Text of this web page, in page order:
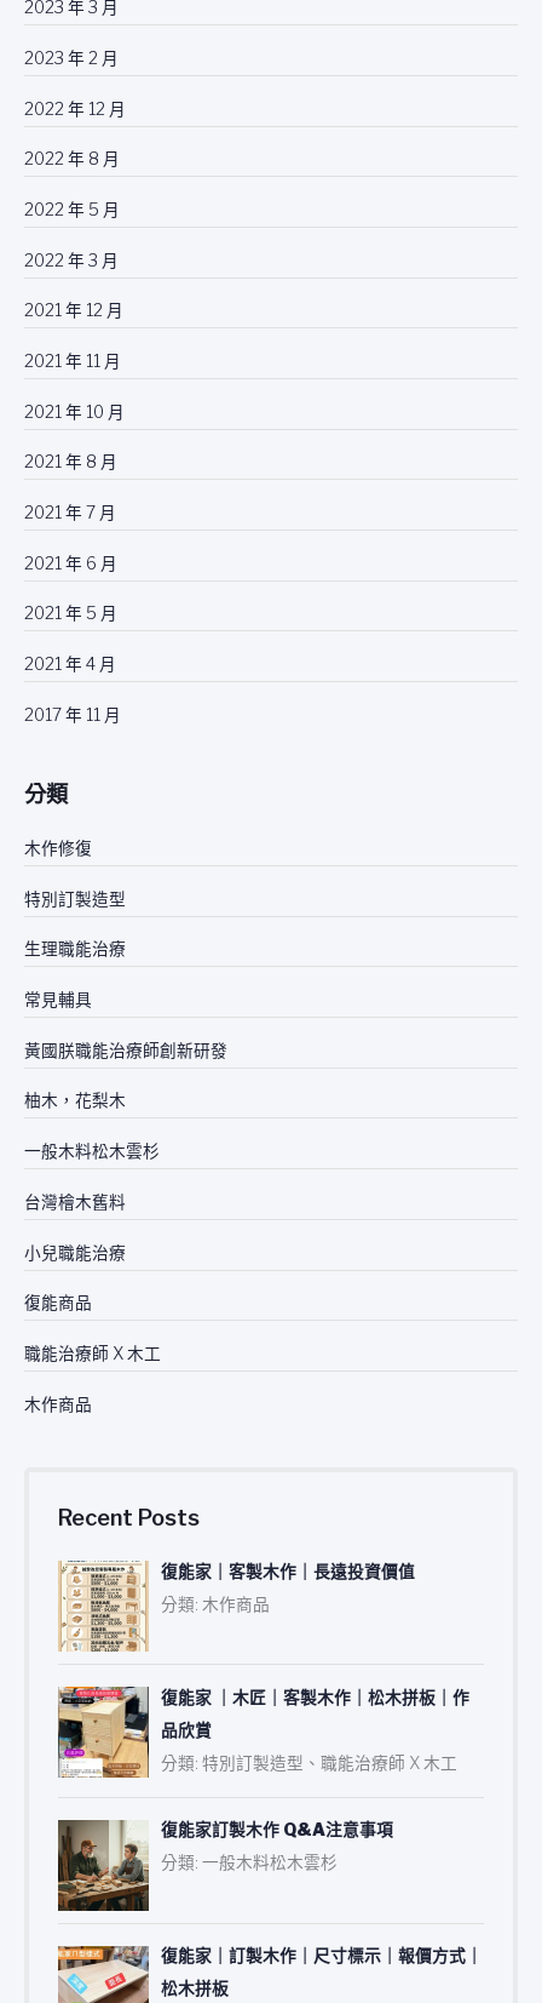
2023 年 3 月
2023 年 2 月
2022 年 12 月
2022 年 8 月
2022 年 5 月
2022 年 3 月
2021 年 12 月
2021 年 11 月
2021 年 10 月
2021 年 8 月
2021 年 7 月
2021 年 6 月
2021 年 5 月
2021 年 4 月
2017 年 11 月
分類
木作修復
特別訂製造型
生理職能治療
常見輔具
黃國朕職能治療師創新研發
柚木，花梨木
一般木料松木雲杉
台灣檜木舊料
小兒職能治療
復能商品
職能治療師 X 木工
木作商品
Recent Posts
復能家｜客製木作｜長遠投資價值
分類: 木作商品
復能家 ｜木匠｜客製木作｜松木拼板｜作
品欣賞
分類: 特別訂製造型、職能治療師 X 木工
復能家訂製木作 Q&A注意事項
分類: 一般木料松木雲杉
復能家｜訂製木作｜尺寸標示｜報價方式｜
松木拼板